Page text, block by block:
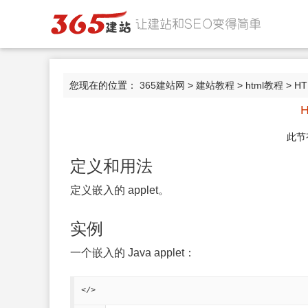
您现在的位置： 365建站网 > 建站教程 > html教程 >
此
定义和用法
定义嵌入的 applet。
实例
一个嵌入的 Java applet：
</>